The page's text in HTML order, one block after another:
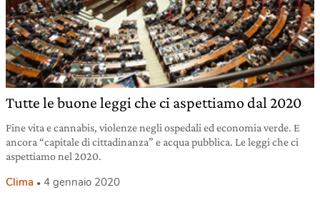
Tutte le buone leggi che ci aspettiamo dal 2020
Fine vita e cannabis, violenze negli ospedali ed economia verde. E
ancora “capitale di cittadinanza” e acqua pubblica. Le leggi che ci
aspettiamo nel 2020.
Clima 4 gennaio 2020